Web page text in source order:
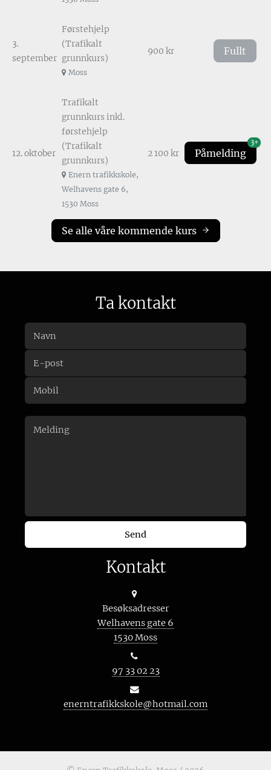
3.
september
Førstehjelp
(Trafikalt
grunnkurs)
Moss
900 kr Fullt
12. oktober
Trafikalt
grunnkurs inkl.
førstehjelp
(Trafikalt
grunnkurs)
Enern trafikkskole,
Welhavens gate 6,
1530 Moss
2 100 kr Påmelding
3+
Se alle våre kommende kurs
Ta kontakt
Kontakt
Besøksadresser
Welhavens gate 6
1530 Moss
97 33 02 23
enerntrafikkskole@hotmail.com